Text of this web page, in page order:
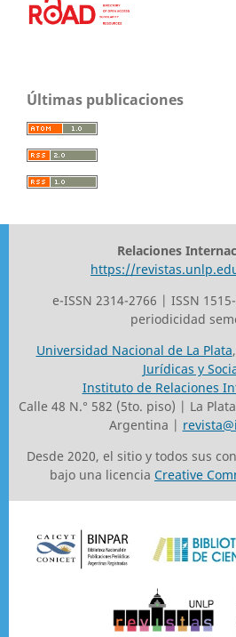
Últimas publicaciones
Relaciones
https://
e-ISSN 2314-2766 | ISSN
periodicidad
Universidad Nacional de La Plata,
Jurídicas y
Instituto de Relaciones
Calle 48 N.° 582 (5to. piso) | La
Argentina |
Desde 2020, el sitio y todos sus
bajo una licencia Creative